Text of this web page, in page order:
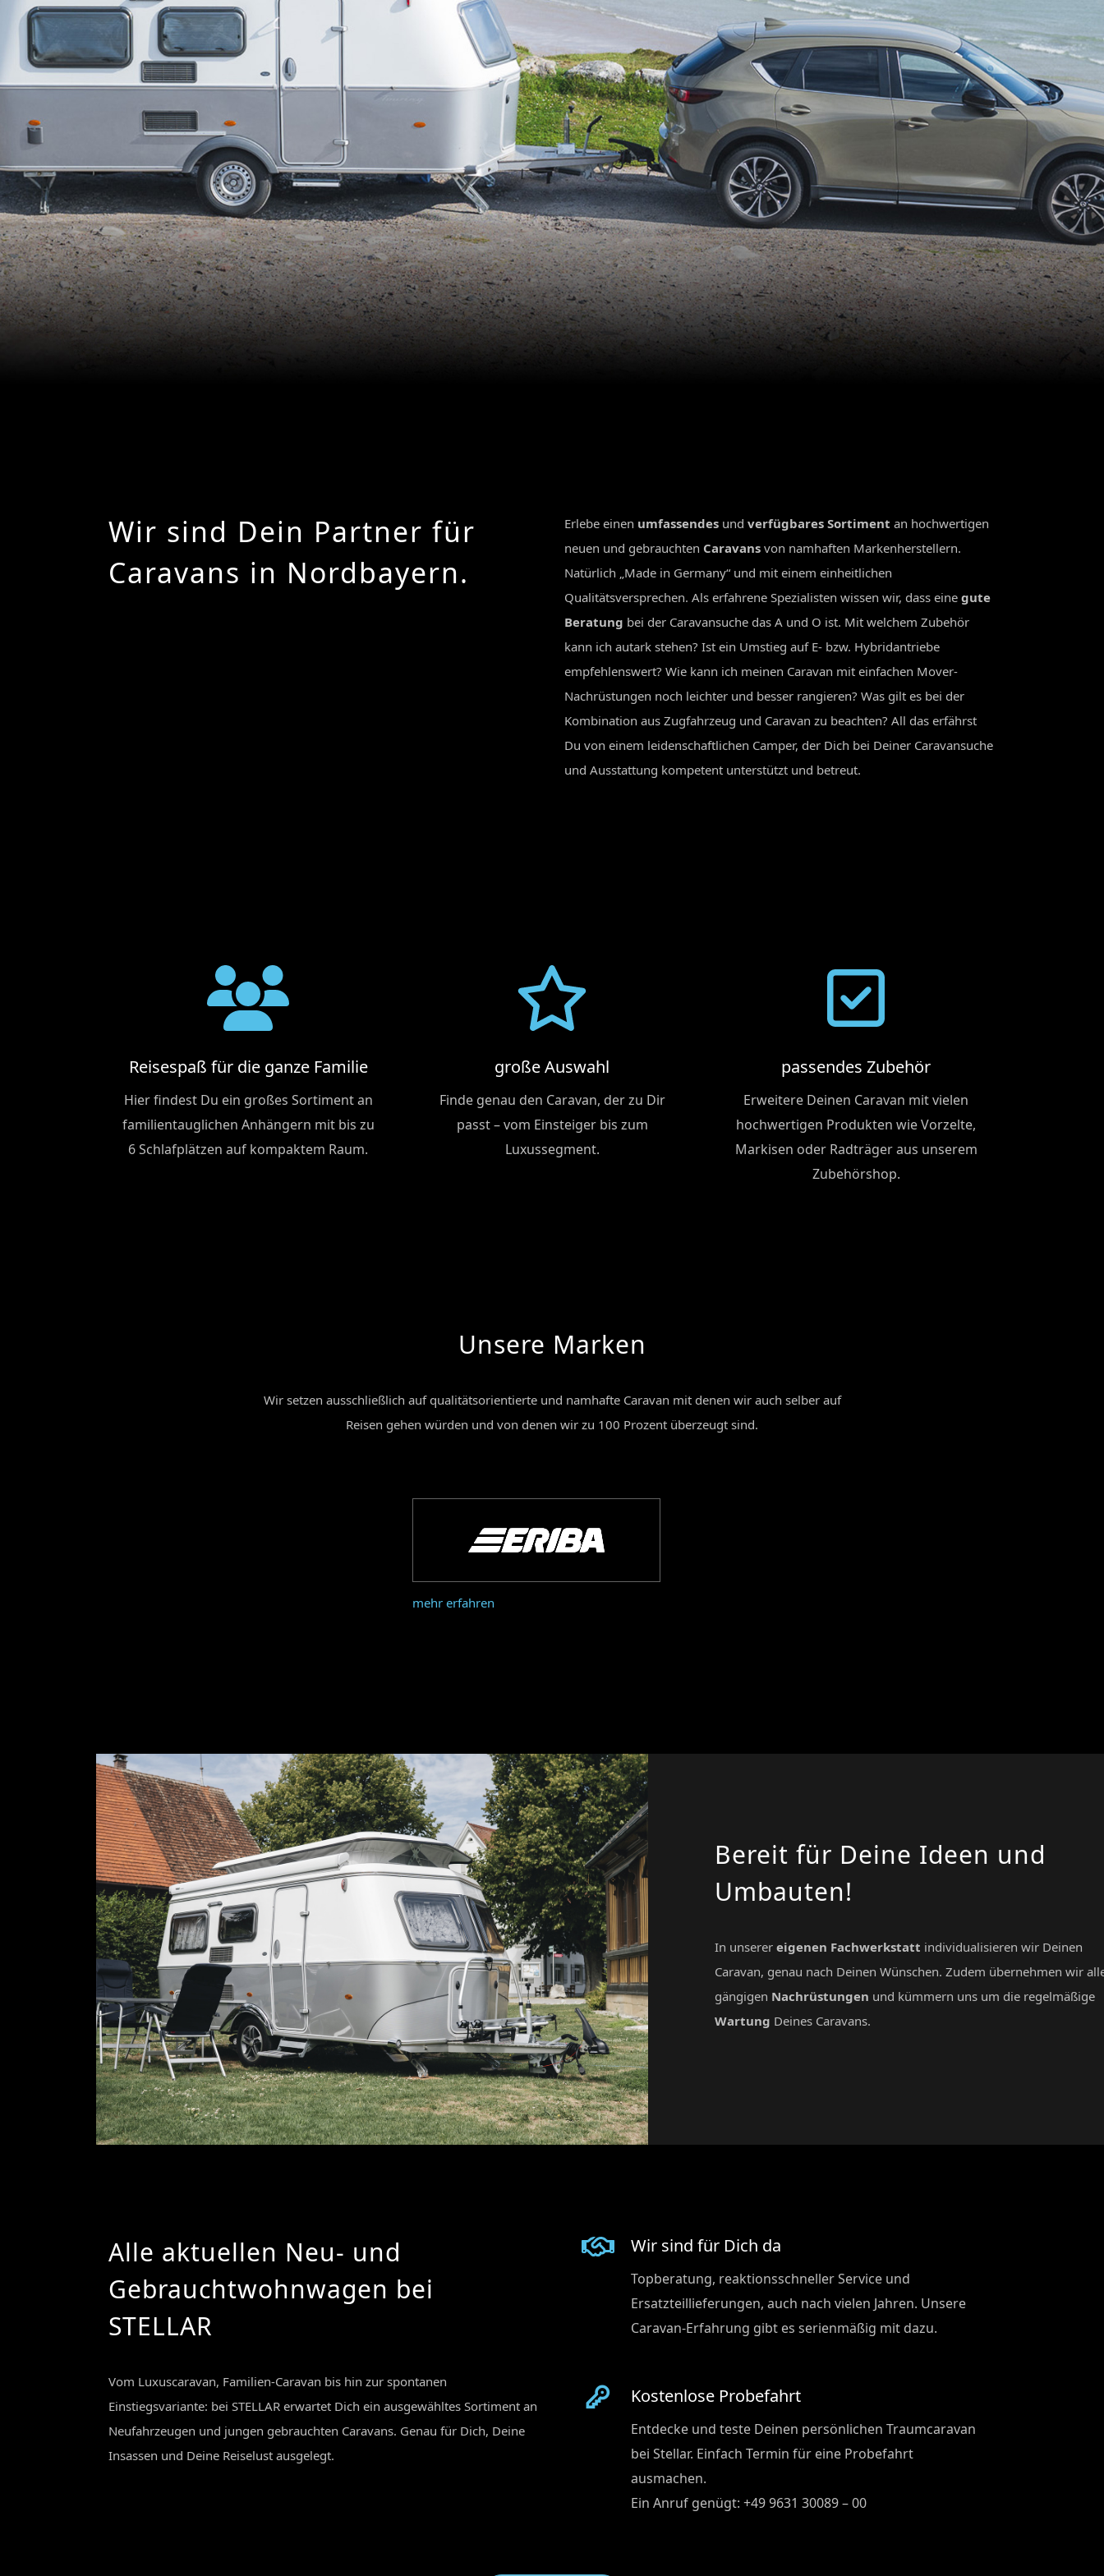
Wir sind Dein Partner für
Caravans in Nordbayern.‬
Erlebe einen umfassendes und verfügbares Sortiment an hochwertigen
neuen und gebrauchten Caravans von namhaften Markenherstellern.
Natürlich „Made in Germany“ und mit einem einheitlichen
Qualitätsversprechen. Als erfahrene Spezialisten wissen wir, dass eine gute
Beratung bei der Caravansuche das A und O ist. Mit welchem Zubehör
kann ich autark stehen? Ist ein Umstieg auf E- bzw. Hybridantriebe
empfehlenswert? Wie kann ich meinen Caravan mit einfachen Mover-
Nachrüstungen noch leichter und besser rangieren? Was gilt es bei der
Kombination aus Zugfahrzeug und Caravan zu beachten? All das erfährst
Du von einem leidenschaftlichen Camper, der Dich bei Deiner Caravansuche
und Ausstattung kompetent unterstützt und betreut.
Reisespaß für die ganze Familie
Hier findest Du ein großes Sortiment an
familientauglichen Anhängern mit bis zu
6 Schlafplätzen auf kompaktem Raum.
große Auswahl
Finde genau den Caravan, der zu Dir
passt – vom Einsteiger bis zum
Luxussegment.
passendes Zubehör
Erweitere Deinen Caravan mit vielen
hochwertigen Produkten wie Vorzelte,
Markisen oder Radträger aus unserem
Zubehörshop.
Unsere Marken
Wir setzen ausschließlich auf qualitätsorientierte und namhafte Caravan mit denen wir auch selber auf
Reisen gehen würden und von denen wir zu 100 Prozent überzeugt sind.
mehr erfahren
Bereit für Deine Ideen und
Umbauten!
In unserer eigenen Fachwerkstatt individualisieren wir Deinen
Caravan, genau nach Deinen Wünschen. Zudem übernehmen wir
gängigen Nachrüstungen und kümmern uns um die regelmäßige
Wartung Deines Caravans.
Alle aktuellen Neu‭- ‬und
Gebrauchtwohnwagen‭ ‬bei
STELLAR
Vom Luxuscaravan, Familien-Caravan bis hin zur spontanen
Einstiegsvariante: bei STELLAR erwartet Dich ein ausgewähltes Sortiment an
Neufahrzeugen und jungen gebrauchten Caravans. Genau für Dich, Deine
Insassen und Deine Reiselust ausgelegt‭.‬
Wir sind für Dich da
Topberatung, reaktionsschneller Service und
Ersatzteillieferungen, auch nach vielen Jahren. Unsere
Caravan-Erfahrung gibt es serienmäßig mit dazu.
Kostenlose Probefahrt
Entdecke und teste Deinen persönlichen Traumcaravan
bei Stellar. Einfach Termin für eine Probefahrt
ausmachen.
Ein Anruf genügt: +49 9631 30089 – 00